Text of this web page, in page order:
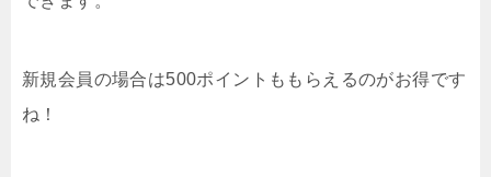
新規会員の場合は500ポイントももらえるのがお得です
ね！